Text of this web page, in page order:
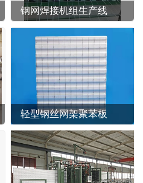
钢网焊接机组生产线
轻型钢丝网架聚苯板